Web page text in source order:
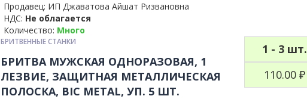
Продавец: ИП Джаватова Айшат Ризвановна
НДС: Не облагается
Количество: Много
БРИТВЕННЫЕ СТАНКИ
БРИТВА МУЖСКАЯ ОДНОРАЗОВАЯ, 1
ЛЕЗВИЕ, ЗАЩИТНАЯ МЕТАЛЛИЧЕСКАЯ
ПОЛОСКА, BIC METAL, УП. 5 ШТ.
1 - 3 шт.
110.00 ₽